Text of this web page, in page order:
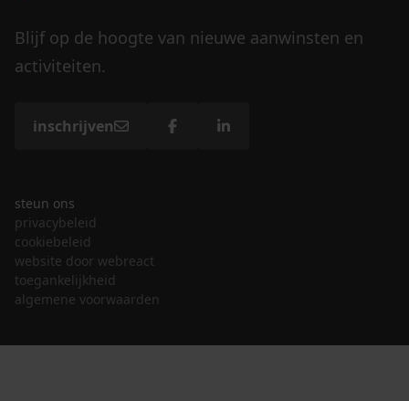
Blijf op de hoogte van nieuwe aanwinsten en
activiteiten.
inschrijven
steun ons
privacybeleid
cookiebeleid
website door webreact
toegankelijkheid
algemene voorwaarden